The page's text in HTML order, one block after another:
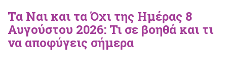
Τα Ναι και τα Όχι της Ημέρας 8
Αυγούστου 2026: Τι σε βοηθά και τι
να αποφύγεις σήμερα